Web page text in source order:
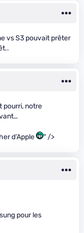
vs S3 pouvait prêter
pourri, notre
d’Apple " />
pour les